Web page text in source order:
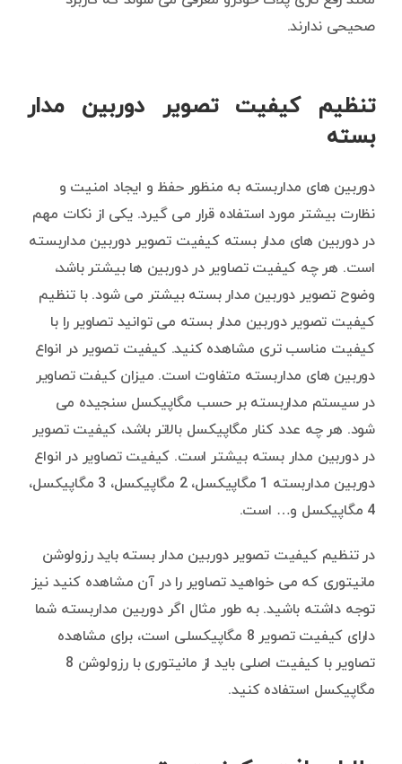
صحیحی ندارند.
تنظیم کیفیت تصویر دوربین مدار
بسته
دوربین های مداربسته به منظور حفظ و ایجاد امنیت و
نظارت بیشتر مورد استفاده قرار می گیرد. یکی از نکات مهم
در دوربین های مدار بسته کیفیت تصویر دوربین مداربسته
است. هر چه کیفیت تصاویر در دوربین ها بیشتر باشد،
وضوح تصویر دوربین مدار بسته بیشتر می شود. با تنظیم
کیفیت تصویر دوربین مدار بسته می توانید تصاویر را با
کیفیت مناسب تری مشاهده کنید. کیفیت تصویر در انواع
دوربین های مداربسته متفاوت است. میزان کیفت تصاویر
در سیستم مداربسته بر حسب مگاپیکسل سنجیده می
شود. هر چه عدد کنار مگاپیکسل بالاتر باشد، کیفیت تصویر
در دوربین مدار بسته بیشتر است. کیفیت تصاویر در انواع
دوربین مداربسته 1 مگاپیکسل، 2 مگاپیکسل، 3 مگاپیکسل،
4 مگاپیکسل و… است.
در تنظیم کیفیت تصویر دوربین مدار بسته باید رزولوشن
مانیتوری که می خواهید تصاویر را در آن مشاهده کنید نیز
توجه داشته باشید. به طور مثال اگر دوربین مداربسته شما
دارای کیفیت تصویر 8 مگاپیکسلی است، برای مشاهده
تصاویر با کیفیت اصلی باید از مانیتوری با رزولوشن 8
مگاپیکسل استفاده کنید.